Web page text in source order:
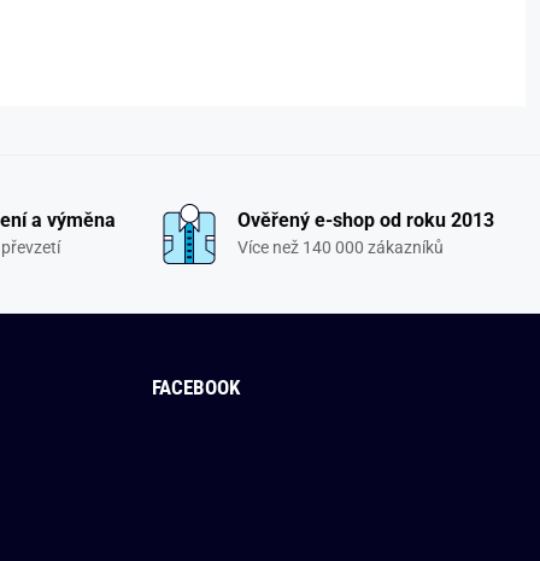
a výměna Ověřený e-shop od roku 2013
Více než 140 000 zákazníků
FACEBOOK